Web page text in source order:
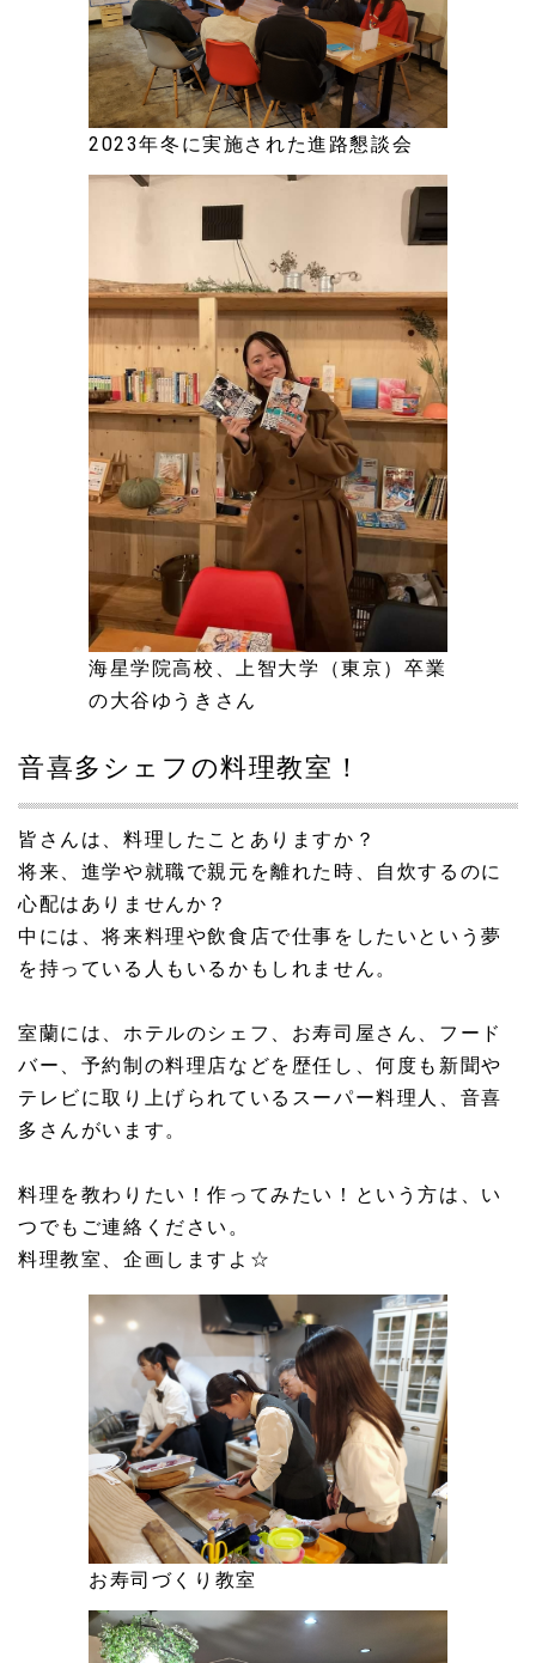
2023年冬に実施された進路懇談会
海星学院高校、上智大学（東京）卒業
の大谷ゆうきさん
音喜多シェフの料理教室！
皆さんは、料理したことありますか？
将来、進学や就職で親元を離れた時、自炊するのに
心配はありませんか？
中には、将来料理や飲食店で仕事をしたいという夢
を持っている人もいるかもしれません。
室蘭には、ホテルのシェフ、お寿司屋さん、フード
バー、予約制の料理店などを歴任し、何度も新聞や
テレビに取り上げられているスーパー料理人、音喜
多さんがいます。
料理を教わりたい！作ってみたい！という方は、い
つでもご連絡ください。
料理教室、企画しますよ☆
お寿司づくり教室